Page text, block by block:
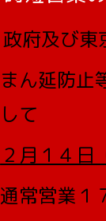
政府及び東
まん延防止
して
２月１４日
通常営業１